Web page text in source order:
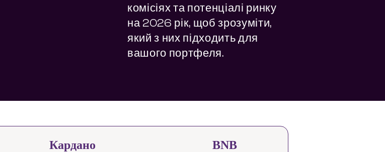
комісіях та потенціалі ринку
на 2026 рік, щоб зрозуміти,
який з них підходить для
вашого портфеля.
Кардано BNB